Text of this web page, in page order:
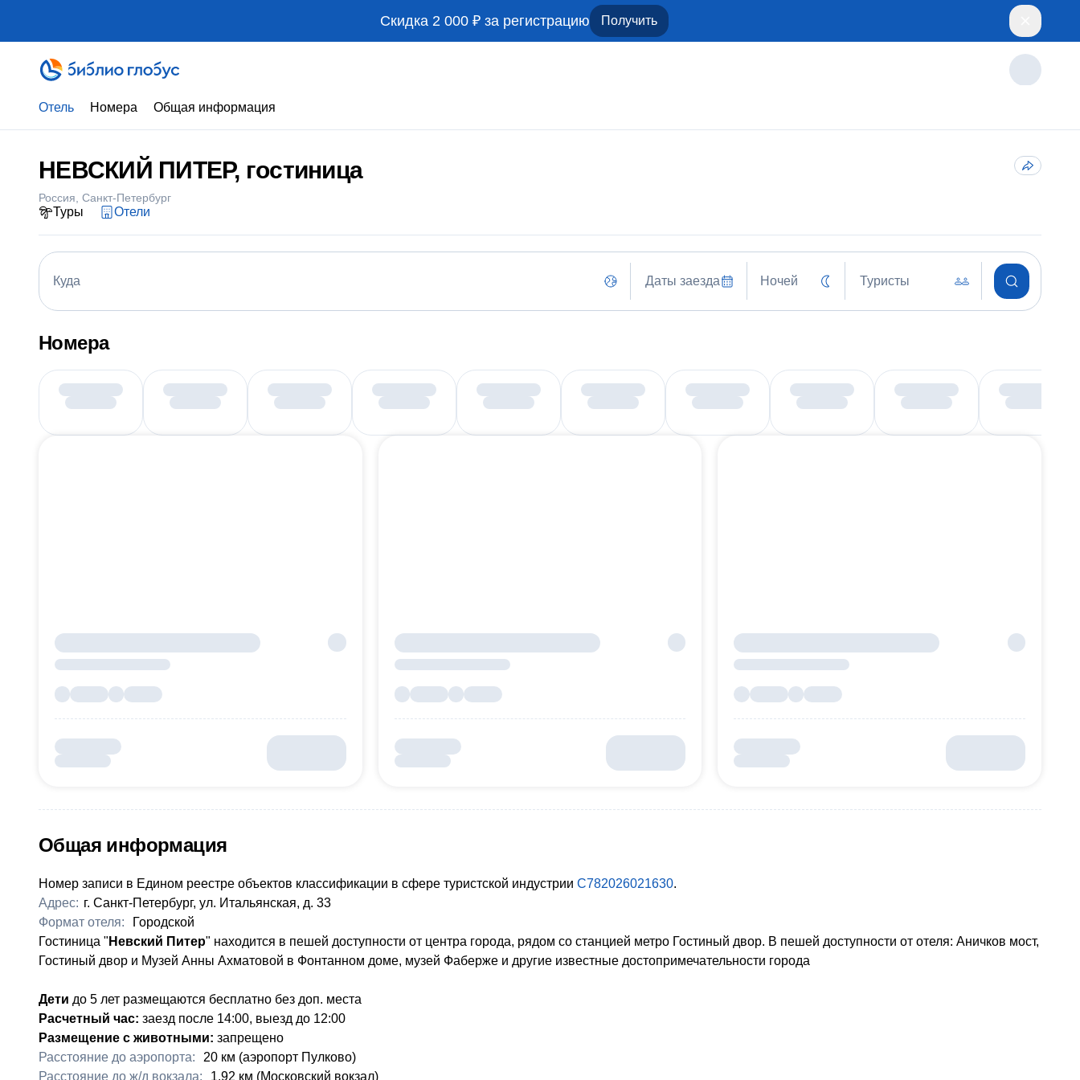
Скидка 2 000 ₽ за регистрацию Получить
Отель Номера Общая информация
НЕВСКИЙ ПИТЕР, гостиница
Россия Санкт-Петербург
Туры Отели
Куда Даты заезда Ночей Туристы
Номера
Общая информация
Номер записи в Едином реестре объектов классификации в сфере туристской индустрии С782026021630.
Адрес: г. Санкт-Петербург, ул. Итальянская, д. 33
Формат отеля:
Городской
Гостиница " Невский Питер" находится в пешей доступности от центра города, рядом со станцией метро Гостиный двор. В пешей доступности от отеля: Аничков мост,
Гостиный двор и Музей Анны Ахматовой в Фонтанном доме, музей Фаберже и другие известные достопримечательности города
Дети до 5 лет размещаются бесплатно без доп. места
Расчетный час: заезд после 14:00, выезд до 12:00
Размещение с животными: запрещено
Расстояние до аэропорта:
20 км (аэропорт Пулково)
Расстояние до ж/д вокзала:
​1.92 км (Московский вокзал)